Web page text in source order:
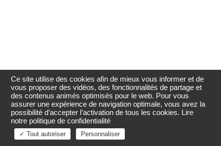
Ce site utilise des cookies afin de mieux vous informer et de
vous proposer des vidéos, des fonctionnalités de partage et
des contenus animés optimisés pour le web. Pour vous
assurer une expérience de navigation optimale, vous avez la
possibilité d’accepter l’activation de tous les cookies. Lire
notre politique de confidentialité
✓ Tout autoriser Personnaliser